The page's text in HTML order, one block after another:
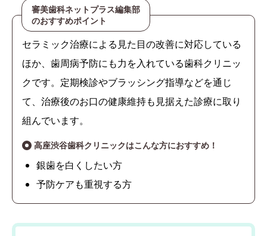
審美歯科ネットプラス編集部
のおすすめポイント
セラミック治療による見た目の改善に対応している
ほか、歯周病予防にも力を入れている歯科クリニッ
クです。定期検診やブラッシング指導などを通じ
て、治療後のお口の健康維持も見据えた診療に取り
組んでいます。
高座渋谷歯科クリニックはこんな方におすすめ！
銀歯を白くしたい方
予防ケアも重視する方